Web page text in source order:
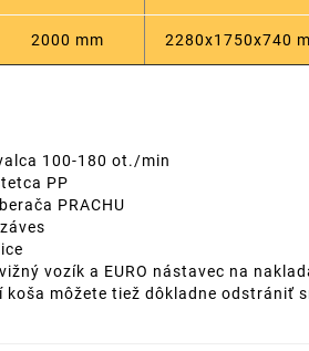
2000 mm 2280x1750x740
100-180 ot./min
PP
PRACHU
vozík a EURO nástavec na
koša môžete tiež dôkladne odstrániť